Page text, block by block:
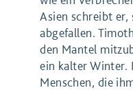
Asien schreibt er,
abgefallen.
den Mantel
ein kalter Winter.
Menschen, die